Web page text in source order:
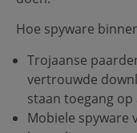
Hoe spyware
Trojaanse
vertrouwde
staan toegang
Mobiele spyware